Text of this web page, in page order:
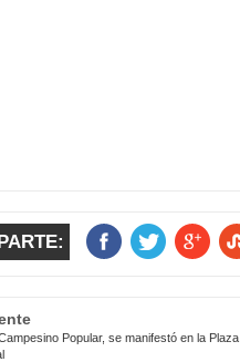
Popular, se manifestó en la Plaza